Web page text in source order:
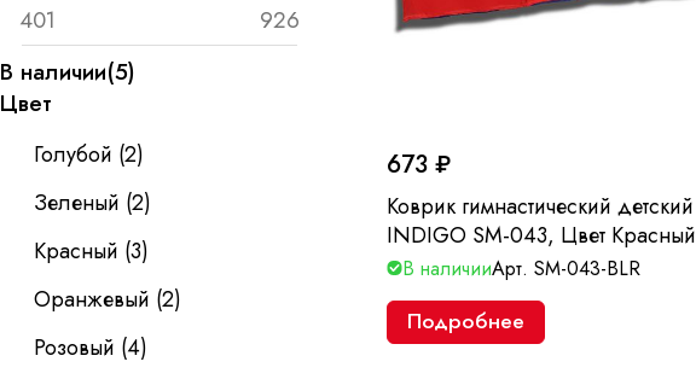
673 ₽
Коврик гимнастический детский
INDIGO SM-043, Цвет Красный
В наличииАрт. SM-043-BLR
Подробнее
В наличии(5)
Цвет
Голубой (2)
Зеленый (2)
Красный (3)
Оранжевый (2)
Розовый (4)